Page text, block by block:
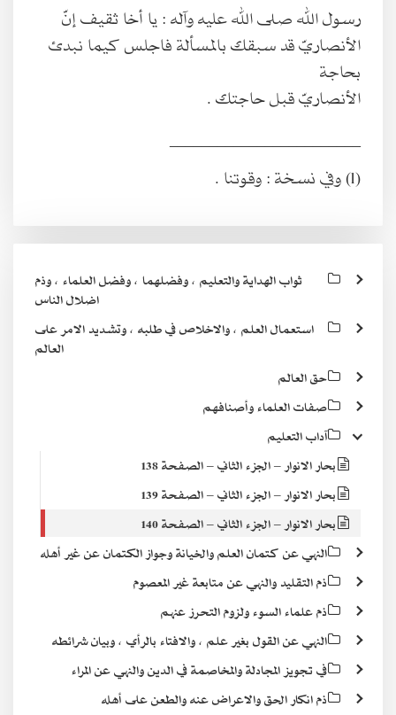
رسول الله صلى الله عليه وآله : يا أخا ثقيف إنّ
الأنصاريّ قد سبقك بالمسألة فاجلس كيما نبدئ
بحاجة
الأنصاريّ قبل حاجتك .
(1) وفي نسخة : وقوتنا .
ثواب الهداية والتعليم ، وفضلهما ، وفضل العلماء ، وذم
اضلال الناس
استعمال العلم ، والاخلاص في طلبه ، وتشديد الامر على
العالم
حق العالم
صفات العلماء وأصنافهم
آداب التعليم
بحار الانوار – الجزء الثاني – الصفحة 138
بحار الانوار – الجزء الثاني – الصفحة 139
بحار الانوار – الجزء الثاني – الصفحة 140
النهي عن كتمان العلم والخيانة وجواز الكتمان عن غير أهله
ذم التقليد والنهي عن متابعة غير المعصوم
ذم علماء السوء ولزوم التحرز عنهم
النهي عن القول بغير علم ، والافتاء بالرأي ، وبيان شرائطه
في تجويز المجادلة والمخاصمة في الدين والنهي عن المراء
ذم انكار الحق والاعراض عنه والطعن على أهله